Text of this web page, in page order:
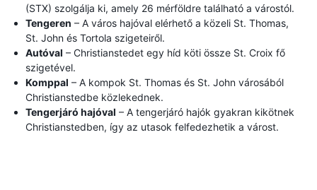
(STX) szolgálja ki, amely 26 mérföldre található a várostól.
Tengeren – A város hajóval elérhető a közeli St. Thomas,
St. John és Tortola szigeteiről.
Autóval – Christianstedet egy híd köti össze St. Croix fő
szigetével.
Komppal – A kompok St. Thomas és St. John városából
Christianstedbe közlekednek.
Tengerjáró hajóval – A tengerjáró hajók gyakran kikötnek
Christianstedben, így az utasok felfedezhetik a várost.